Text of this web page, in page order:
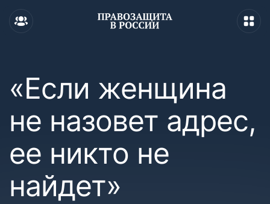
«Если женщина
не назовет адрес,
ее никто не
найдет»